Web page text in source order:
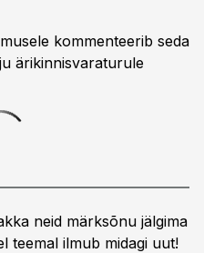
kommenteerib seda
ärikinnisvaraturule
neid märksõnu jälgima
teemal ilmub midagi uut!